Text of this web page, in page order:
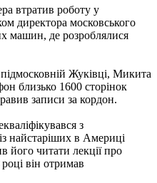
втратив роботу у
директора московського
машин, де розроблялися
Жуківці, Микита
близько 1600 сторінок
записи за кордон.
з
найстаріших в Америці
його читати лекції про
він отримав